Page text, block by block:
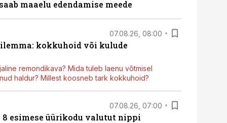
maaelu edendamise meede
07.08.26, 08:00
kokkuhoid või kulude
remondikava? Mida tuleb laenu võtmisel
haldur? Millest koosneb tark kokkuhoid?
07.08.26, 07:00
8 esimese üürikodu valutut nippi